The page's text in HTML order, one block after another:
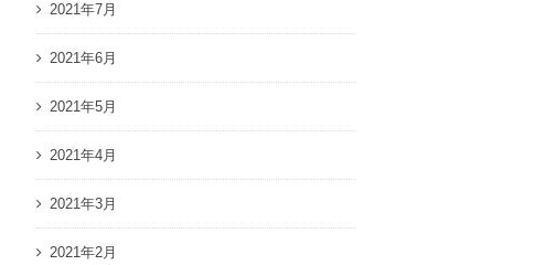
2021年7月
2021年6月
2021年5月
2021年4月
2021年3月
2021年2月